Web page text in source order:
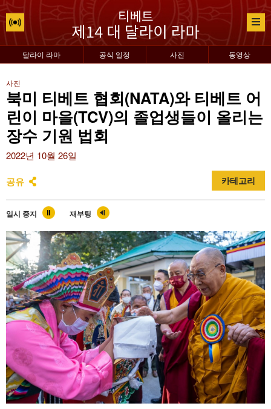
달라이 라마 공식 일정 사진 동영상
사진
북미 티베트 협회(NATA)와 티베트 어
린이 마을(TCV)의 졸업생들이 올리는
장수 기원 법회
2022년 10월 26일
공유 카테고리
일시 중지 재부팅